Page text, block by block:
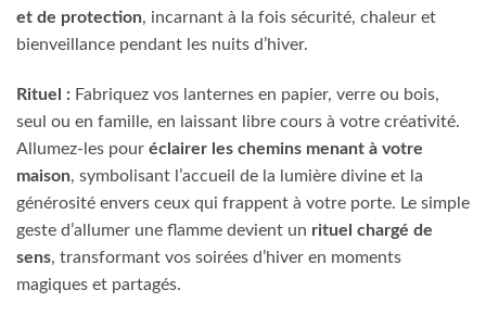
et de protection, incarnant à la fois sécurité, chaleur et
bienveillance pendant les nuits d’hiver.
Rituel : Fabriquez vos lanternes en papier, verre ou bois,
seul ou en famille, en laissant libre cours à votre créativité.
Allumez-les pour éclairer les chemins menant à votre
maison, symbolisant l’accueil de la lumière divine et la
générosité envers ceux qui frappent à votre porte. Le simple
geste d’allumer une flamme devient un rituel chargé de
sens, transformant vos soirées d’hiver en moments
magiques et partagés.